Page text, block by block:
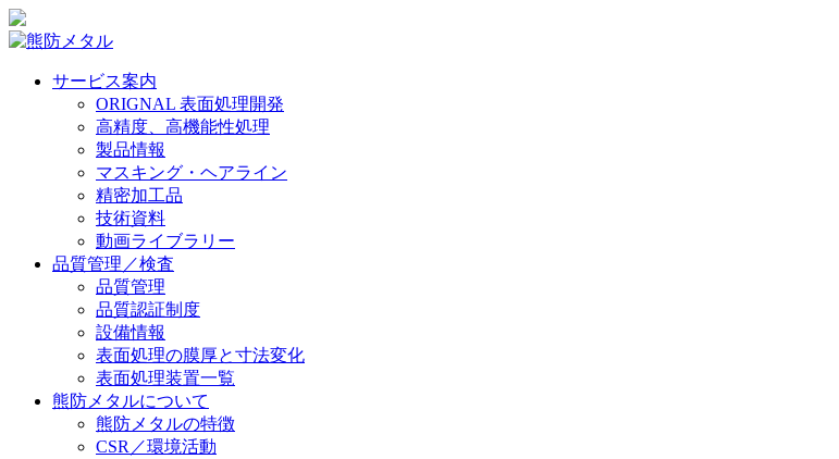
サービス案内
ORIGNAL 表面処理開発
高精度、高機能性処理
製品情報
マスキング・ヘアライン
精密加工品
技術資料
動画ライブラリー
品質管理／検査
品質管理
品質認証制度
設備情報
表面処理の膜厚と寸法変化
表面処理装置一覧
熊防メタルについて
熊防メタルの特徴
CSR／環境活動